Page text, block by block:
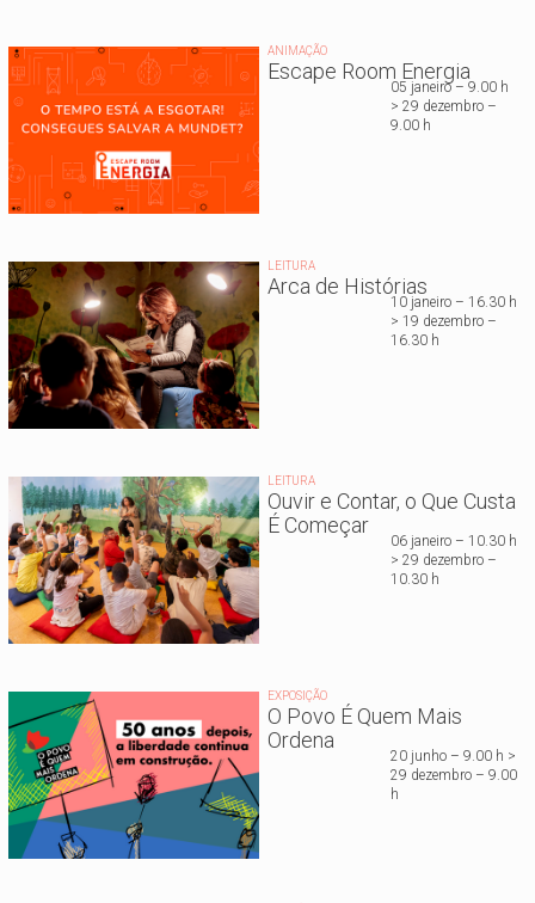
ANIMAÇÃO
Escape Room Energia
05 janeiro – 9.00 h
> 29 dezembro –
9.00 h
LEITURA
Arca de Histórias
10 janeiro – 16.30 h
> 19 dezembro –
16.30 h
LEITURA
Ouvir e Contar, o Que Custa
É Começar
06 janeiro – 10.30 h
> 29 dezembro –
10.30 h
EXPOSIÇÃO
O Povo É Quem Mais
Ordena
20 junho – 9.00 h >
29 dezembro – 9.00
h